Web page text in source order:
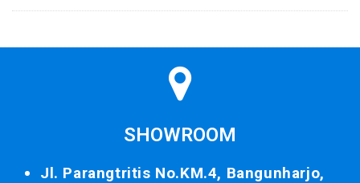
SHOWROOM
Jl. Parangtritis No.KM.4, Bangunharjo,